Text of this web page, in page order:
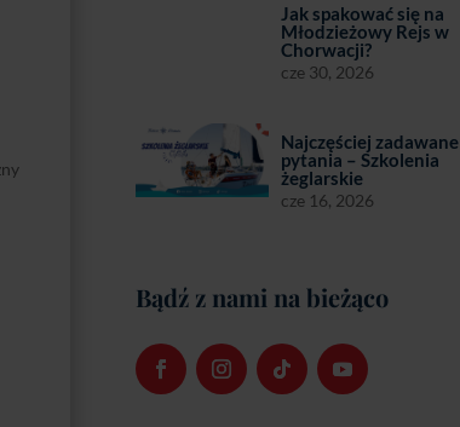
Jak spakować się na
Młodzieżowy Rejs w
Chorwacji?
cze 30, 2026
Najczęściej zadawane
pytania – Szkolenia
żeglarskie
cze 16, 2026
Bądź z nami na bieżąco